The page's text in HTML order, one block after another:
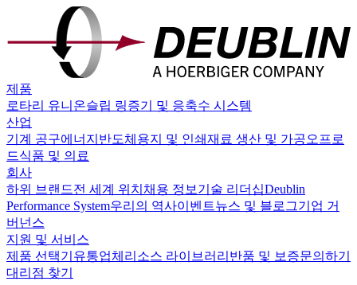
제품
로타리 유니온슬립 링증기 및 응축수 시스템
산업
기계 공구에너지 반도체 용지 및 인쇄재료 생산 및 가공오프로
드식품 및 의료
회사
하위 브랜드전 세계 위치 채용 정보 기술 리더십Deublin
Performance System우리의 역사이벤트뉴스 및 블로그기업 거
버넌스
지원 및 서비스
제품 선택기 유통업체 리소스 라이브러리 반품 및 보증문의하기
대리점 찾기